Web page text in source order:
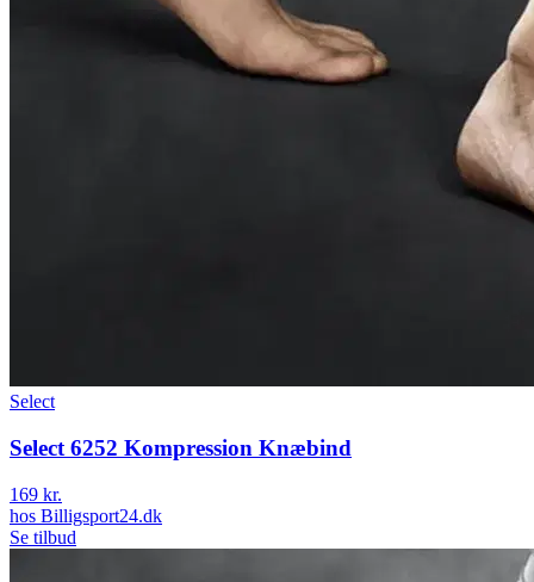
Select
Select 6252 Kompression Knæbind
169 kr.
hos Billigsport24.dk
Se tilbud